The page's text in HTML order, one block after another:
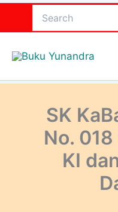
SK
No.
KI